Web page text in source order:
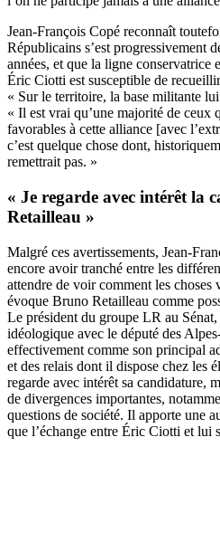
Jean-François Copé reconnaît
Républicains s’est progressivement
années, et que la ligne conservatrice
Éric Ciotti est susceptible de
« Sur le territoire, la base militante
« Il est vrai qu’une majorité de ceux
favorables à cette alliance [avec
c’est quelque chose dont,
remettrait pas. »
« Je regarde avec intérêt la
Retailleau »
Malgré ces avertissements, Jean-
encore avoir tranché entre les
attendre de voir comment les
évoque Bruno Retailleau comme
Le président du groupe LR au
idéologique avec le député des
effectivement comme son principal
et des relais dont il dispose chez les
regarde avec intérêt sa candidature,
de divergences importantes,
questions de société. Il apporte une
que l’échange entre Éric Ciotti et lui